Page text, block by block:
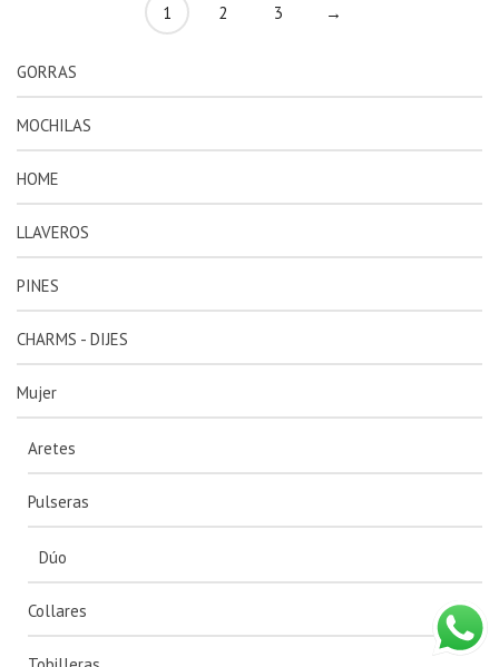
1 2 3 →
GORRAS
MOCHILAS
HOME
LLAVEROS
PINES
CHARMS - DIJES
Mujer
Aretes
Pulseras
Dúo
Collares